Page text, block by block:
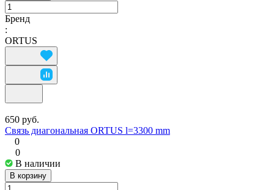
Бренд
:
ORTUS
650 руб.
Связь диагональная ORTUS l=3300 mm
0
0
В наличии
В корзину